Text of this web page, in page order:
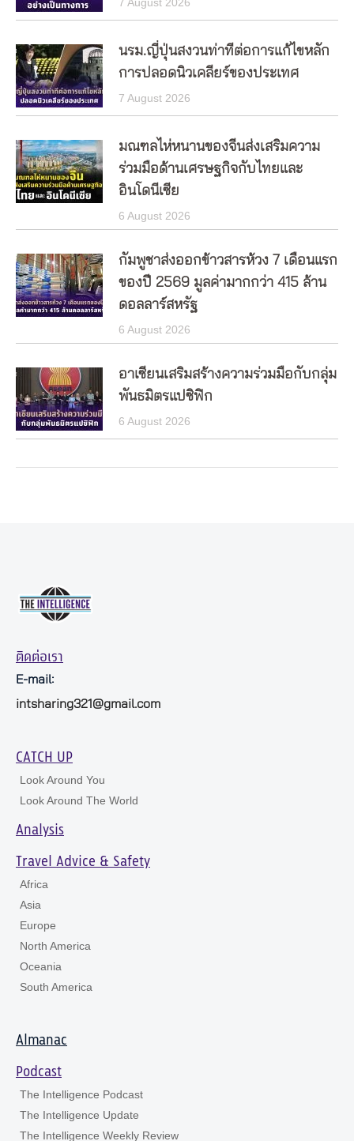
นรม.ญี่ปุ่นสงวนท่าทีต่อการแก้ไขหลัก
การปลอดนิวเคลียร์ของประเทศ
7 August 2026
มณฑลไห่หนานของจีนส่งเสริมความ
ร่วมมือด้านเศรษฐกิจกับไทยและ
อินโดนีเซีย
6 August 2026
กัมพูชาส่งออกข้าวสารห้วง 7 เดือนแรก
ของปี 2569 มูลค่ามากกว่า 415 ล้าน
ดอลลาร์สหรัฐ
6 August 2026
อาเซียนเสริมสร้างความร่วมมือกับกลุ่ม
พันธมิตรแปซิฟิก
6 August 2026
ติดต่อเรา
E-mail:
intsharing321@gmail.com
CATCH UP
Look Around You
Look Around The World
Analysis
Travel Advice & Safety
Africa
Asia
Europe
North America
Oceania
South America
Almanac
Podcast
The Intelligence Podcast
The Intelligence Update
The Intelligence Weekly Review